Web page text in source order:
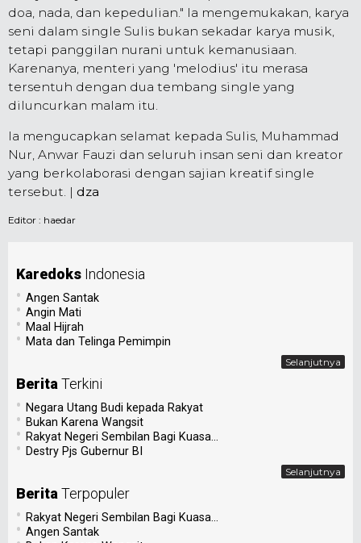
doa, nada, dan kepedulian." Ia mengemukakan, karya
seni dalam single Sulis bukan sekadar karya musik,
tetapi panggilan nurani untuk kemanusiaan.
Karenanya, menteri yang 'melodius' itu merasa
tersentuh dengan dua tembang single yang
diluncurkan malam itu.
Ia mengucapkan selamat kepada Sulis, Muhammad
Nur, Anwar Fauzi dan seluruh insan seni dan kreator
yang berkolaborasi dengan sajian kreatif single
tersebut. | dza
Editor : haedar
Karedoks Indonesia
• Angen Santak
• Angin Mati
• Maal Hijrah
• Mata dan Telinga Pemimpin
Selanjutnya
Berita Terkini
• Negara Utang Budi kepada Rakyat
• Bukan Karena Wangsit
• Rakyat Negeri Sembilan Bagi Kuasa...
• Destry Pjs Gubernur BI
Selanjutnya
Berita Terpopuler
• Rakyat Negeri Sembilan Bagi Kuasa...
• Angen Santak